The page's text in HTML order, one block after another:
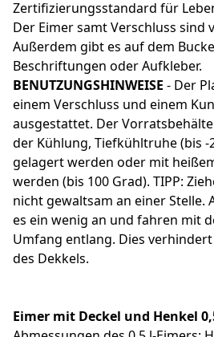
Zertifizierungsstandard für
Der Eimer samt Verschluss sind
Außerdem gibt es auf dem
Beschriftungen oder Aufkleber.
BENUTZUNGSHINWEISE - Der
einem Verschluss und einem
ausgestattet. Der
der Kühlung, Tiefkühltruhe (bis -
gelagert werden oder mit
werden (bis 100 Grad). TIPP:
nicht gewaltsam an einer Stelle.
es ein wenig an und fahren mit
Umfang entlang. Dies
des Dekkels.
Eimer mit Deckel und Henkel